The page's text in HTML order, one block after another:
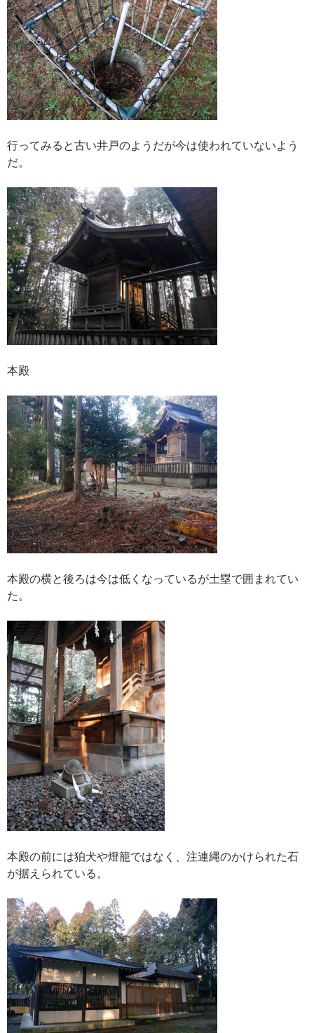
行ってみると古い井戸のようだが今は使われていないよう
だ。
本殿
本殿の横と後ろは今は低くなっているが土塁で囲まれてい
た。
本殿の前には狛犬や燈籠ではなく、注連縄のかけられた石
が据えられている。